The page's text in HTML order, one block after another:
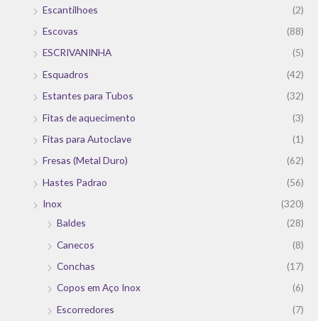
Escantilhoes
(2)
Escovas
(88)
ESCRIVANINHA
(5)
Esquadros
(42)
Estantes para Tubos
(32)
Fitas de aquecimento
(3)
Fitas para Autoclave
(1)
Fresas (Metal Duro)
(62)
Hastes Padrao
(56)
Inox
(320)
Baldes
(28)
Canecos
(8)
Conchas
(17)
Copos em Aço Inox
(6)
Escorredores
(7)